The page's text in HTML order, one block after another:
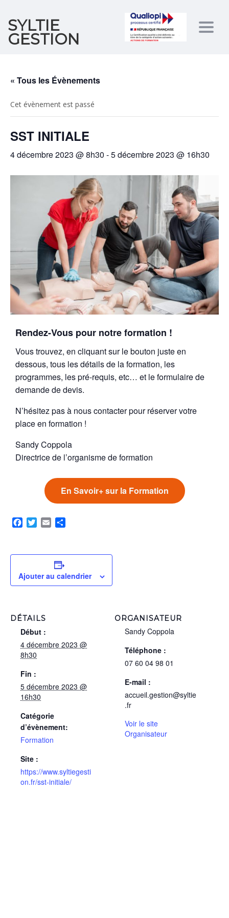
SYLTIE
GESTION
« Tous les Évènements
Cet évènement est passé
SST INITIALE
4 décembre 2023 @ 8h30 -5 décembre 2023 @ 16h30
Rendez-Vous pour notre formation !
Vous trouvez, en cliquant sur le bouton juste en
dessous, tous les détails de la formation, les
programmes, les pré-requis, etc… et le formulaire de
demande de devis.
N’hésitez pas à nous contacter pour réserver votre
place en formation !
Sandy Coppola
Directrice de l’organisme de formation
En Savoir+ sur la Formation
Facebook
TwitterEmail
Ajouter au calendrier
DÉTAILS
Début :
4 décembre 2023 @
8h30
Fin :
5 décembre 2023 @
16h30
Catégorie
d’évènement:
Formation
Site :
https://www.syltiegesti
on.fr/sst-initiale/
ORGANISATEUR
Sandy Coppola
Téléphone :
07 60 04 98 01
E-mail :
accueil.gestion@syltie
.fr
Voir le site
Organisateur